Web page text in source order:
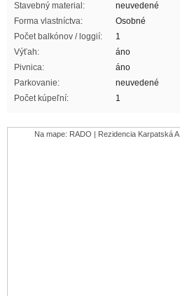
Stavebný material:
neuvedené
Forma vlastníctva:
Osobné
Počet balkónov / loggií:
1
Výťah:
áno
Pivnica:
áno
Parkovanie:
neuvedené
Počet kúpeľní:
1
Na mape: RADO | Rezidencia Karpatská